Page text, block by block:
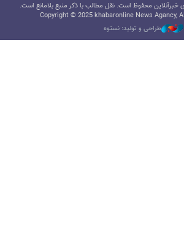
محفوظ است. نقل مطالب با ذکر منبع بلامانع است.
Copyright © 2025 khabaronline News Agancy,
طراحی و تولید: نستوه